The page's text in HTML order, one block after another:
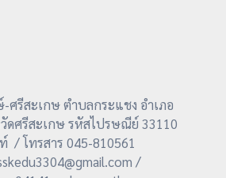
รีสะเกษ ตำบลกระแชง อำเภอ
ดศรีสะเกษ รหัสไปรษณีย์ 33110
/ โทรสาร 045-810561
/